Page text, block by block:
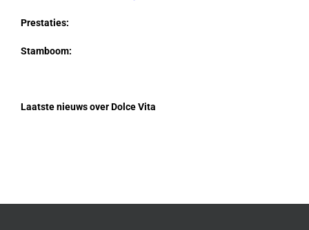
Prestaties:
Stamboom:
Laatste nieuws over Dolce Vita